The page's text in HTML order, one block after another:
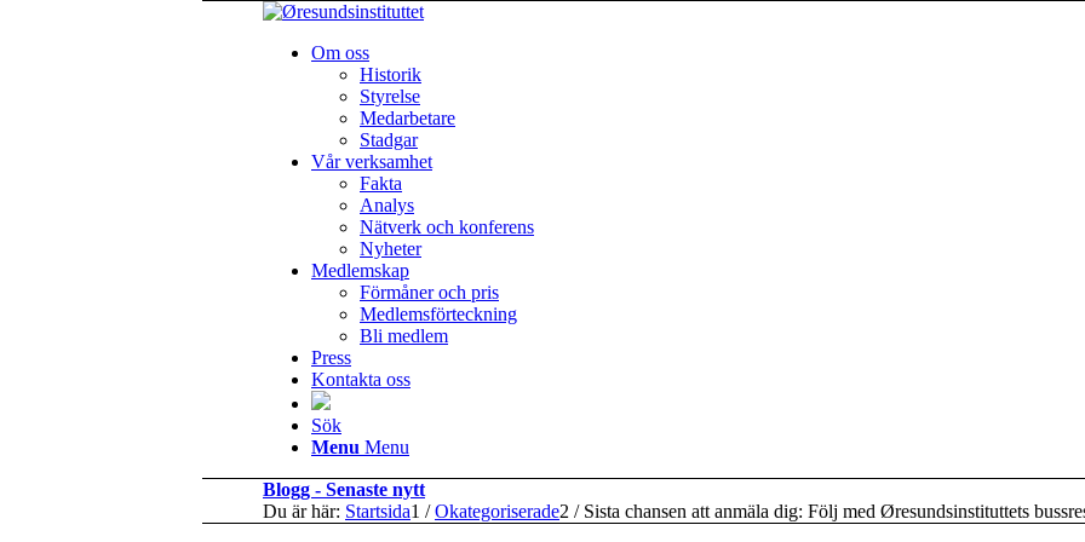
Om oss
Historik
Styrelse
Medarbetare
Stadgar
Vår verksamhet
Fakta
Analys
Nätverk och konferens
Nyheter
Medlemskap
Förmåner och pris
Medlemsförteckning
Bli medlem
Press
Kontakta oss
Sök
Menu Menu
Blogg - Senaste nytt
Du är här: Startsida1 / Okategoriserade2 / Sista chansen att anmäla dig: Följ med Øresundsinstituttets